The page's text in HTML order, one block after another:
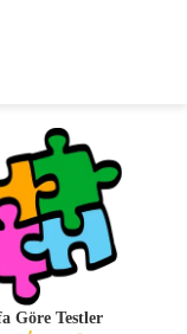
Göre Testler